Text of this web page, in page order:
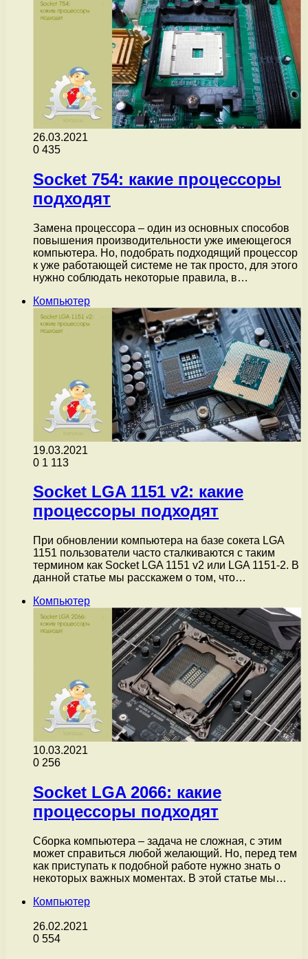
26.03.2021
0 435
Socket 754: какие процессоры
подходят
Замена процессора – один из основных способов
повышения производительности уже имеющегося
компьютера. Но, подобрать подходящий процессор
к уже работающей системе не так просто, для этого
нужно соблюдать некоторые правила, в…
Компьютер
19.03.2021
0 1 113
Socket LGA 1151 v2: какие
процессоры подходят
При обновлении компьютера на базе сокета LGA
1151 пользователи часто сталкиваются с таким
термином как Socket LGA 1151 v2 или LGA 1151-2. В
данной статье мы расскажем о том, что…
Компьютер
10.03.2021
0 256
Socket LGA 2066: какие
процессоры подходят
Сборка компьютера – задача не сложная, с этим
может справиться любой желающий. Но, перед тем
как приступать к подобной работе нужно знать о
некоторых важных моментах. В этой статье мы…
Компьютер
26.02.2021
0 554